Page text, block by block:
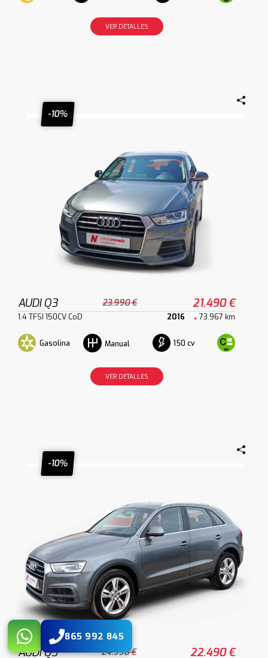
VER DETALLES
-10%
AUDI Q3 23.990 € 21.490 €
1.4 TFSI 150CV CoD 2016 73.967 km
Gasolina Manual 150 cv
VER DETALLES
-10%
AUDI Q3 24.990 € 22.490 €
865 992 845